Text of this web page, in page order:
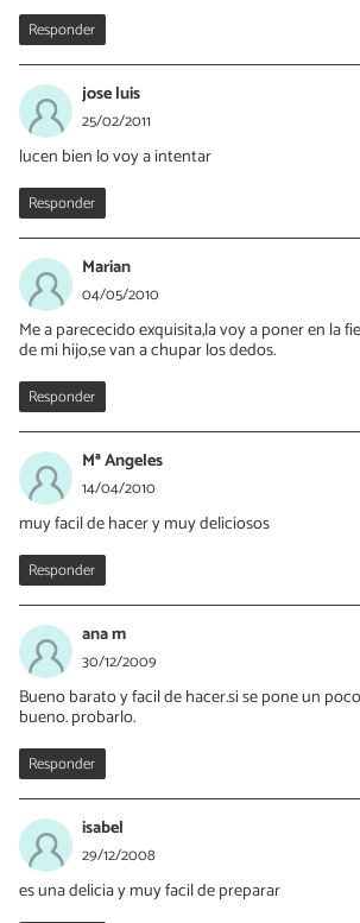
Responder
jose luis
25/02/2011
lucen bien lo voy a intentar
Responder
Marian
04/05/2010
Me a parececido exquisita,la voy a poner en la
de mi hijo,se van a chupar los dedos.
Responder
Mª Angeles
14/04/2010
muy facil de hacer y muy deliciosos
Responder
ana m
30/12/2009
Bueno barato y facil de hacer.si se pone un
bueno. probarlo.
Responder
isabel
29/12/2008
es una delicia y muy facil de preparar